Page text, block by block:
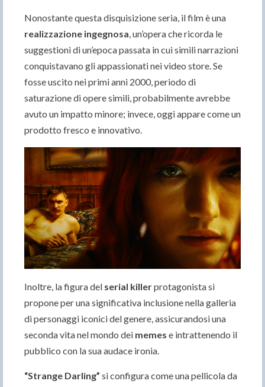
Nonostante questa disquisizione seria, il film è una
realizzazione ingegnosa , un’opera che ricorda le
suggestioni di un’epoca passata in cui simili narrazioni
conquistavano gli appassionati nei video store. Se
fosse uscito nei primi anni 2000, periodo di
saturazione di opere simili, probabilmente avrebbe
avuto un impatto minore; invece, oggi appare come un
prodotto fresco e innovativo.
Inoltre, la figura del serial killerprotagonista si
propone per una significativa inclusione nella galleria
di personaggi iconici del genere, assicurandosi una
seconda vita nel mondo dei memes e intrattenendo il
pubblico con la sua audace ironia.
“Strange Darling” si configura come una pellicola da